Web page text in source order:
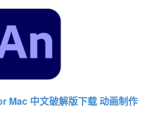
Mac 中文破解版下载 动画制作